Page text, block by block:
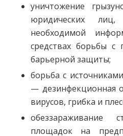
уничтожение
юридических лиц,
необходимой
средствах борьбы с
барьерной защиты;
борьба с
— дезинфекционная
вирусов, грибка и
обеззараживание
площадок на